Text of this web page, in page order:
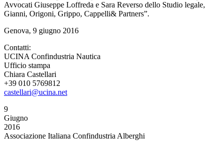
Avvocati Giuseppe Loffreda e Sara Reverso dello Studio legale,
Gianni, Origoni, Grippo, Cappelli& Partners”.
Genova, 9 giugno 2016
Contatti:
UCINA Confindustria Nautica
Ufficio stampa
Chiara Castellari
+39 010 5769812
castellari@ucina.net
9
Giugno
2016
Associazione Italiana Confindustria Alberghi